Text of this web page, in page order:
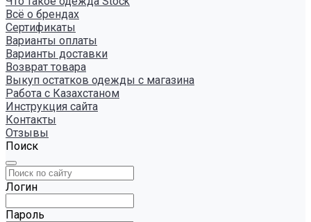
Всё о брендах
Сертификаты
Варианты оплаты
Варианты доставки
Возврат товара
Выкуп остатков одежды с магазина
Работа с Казахстаном
Инструкция сайта
Контакты
Отзывы
Поиск
Логин
Пароль